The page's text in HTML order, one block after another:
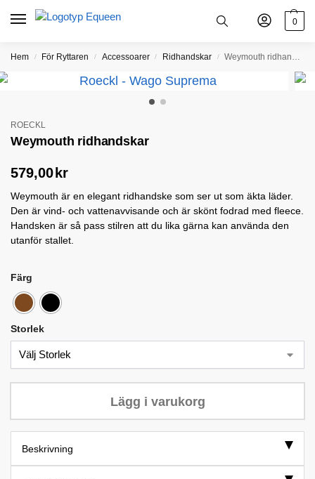
0
Hem / För Ryttaren / Accessoarer / Ridhandskar / Weymouth ridhandskar
ROECKL
Weymouth ridhandskar
579,00kr
Weymouth är en elegant ridhandske som ser ut som äkta läder.
Den är vind- och vattenavvisande och är skönt fodrad med fleece.
Handsken är så pass stilren att du lika gärna kan använda den
utanför stallet.
Färg
Storlek
Lägg i varukorg
Beskrivning